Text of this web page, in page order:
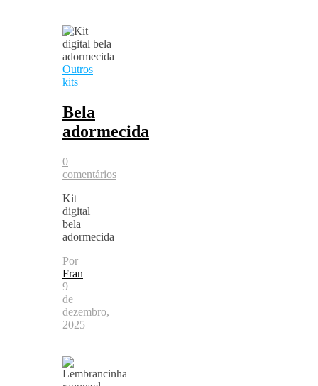
Outros
kits
Bela
adormecida
0
comentários
Kit
digital
bela
adormecida
Por
Fran
9
de
dezembro,
2025